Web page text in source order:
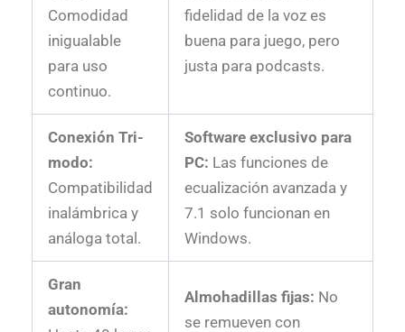
Comodidad
inigualable
para uso
continuo.
fidelidad de la voz es
buena para juego, pero
justa para podcasts.
Conexión Tri-
modo:
Compatibilidad
inalámbrica y
análoga total.
Software exclusivo para
PC: Las funciones de
ecualización avanzada y
7.1 solo funcionan en
Windows.
Gran
autonomía:
Almohadillas fijas: No
se remueven con